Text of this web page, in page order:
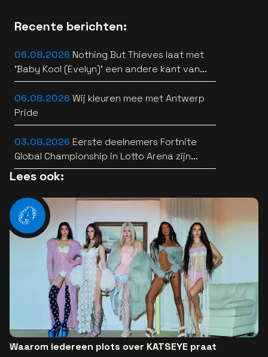
Recente berichten:
06.08.2026 Nothing But Thieves laat met
'Baby Kool (Evelyn)' een andere kant van
zich horen [video]
06.08.2026 Wij kleuren mee met Antwerp
Pride
03.08.2026 Eerste deelnemers Fortnite
Global Championship in Lotto Arena zijn
bekend
Lees ook:
Waarom iedereen plots over KATSEYE praat